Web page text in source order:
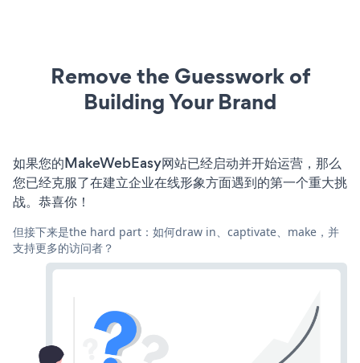
Remove the Guesswork of
Building Your Brand
如果您的MakeWebEasy网站已经启动并开始运营，那么
您已经克服了在建立企业在线形象方面遇到的第一个重大挑
战。恭喜你！
但接下来是the hard part：如何draw in、captivate、make，并
支持更多的访问者？